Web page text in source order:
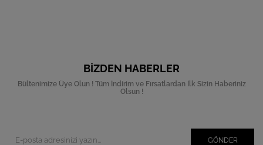
BIZDEN HABERLER
Bültenimize Üye Olun ! Tüm İndirim ve Fırsatlardan İlk Sizin Haberiniz
Olsun !
GÖNDER